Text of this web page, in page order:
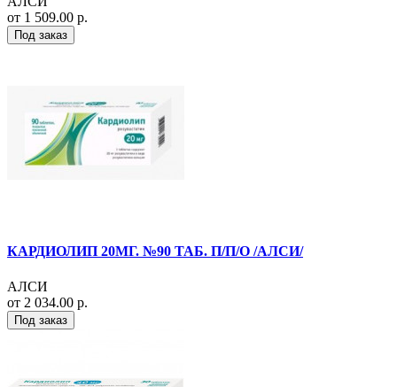
от 1 509.00 р.
Под заказ
КАРДИОЛИП 20МГ. №90 ТАБ. П/П/О /АЛСИ/
АЛСИ
от 2 034.00 р.
Под заказ